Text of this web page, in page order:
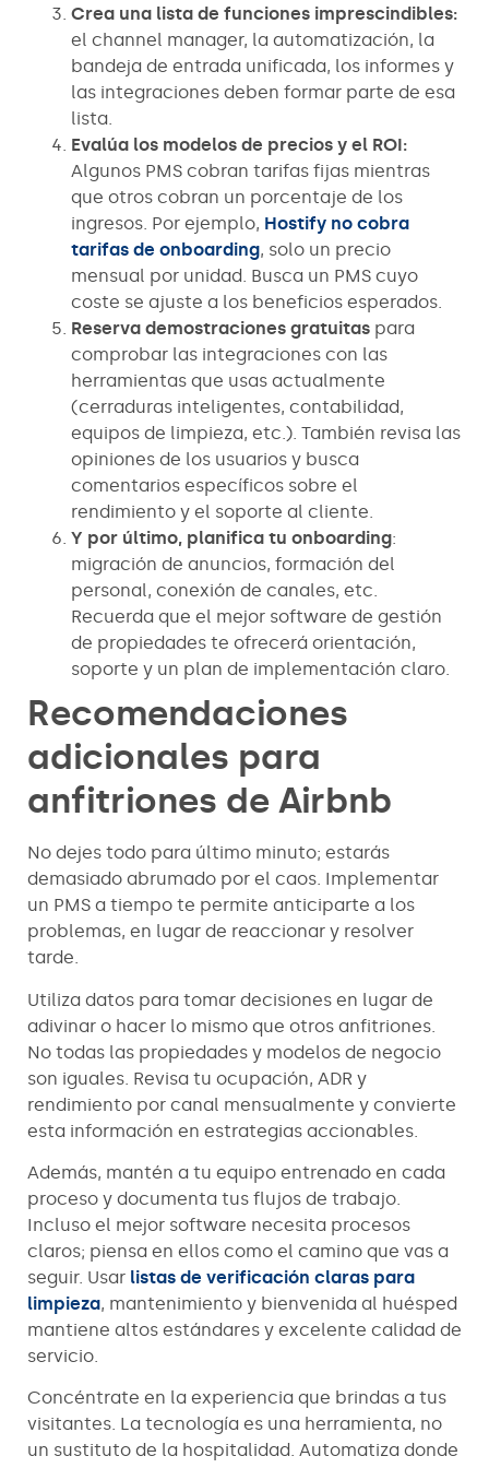
Crea una lista de funciones imprescindibles:
el channel manager, la automatización, la
bandeja de entrada unificada, los informes y
las integraciones deben formar parte de esa
lista.
Evalúa los modelos de precios y el ROI:
Algunos PMS cobran tarifas fijas mientras
que otros cobran un porcentaje de los
ingresos. Por ejemplo, Hostify no cobra
tarifas de onboarding, solo un precio
mensual por unidad. Busca un PMS cuyo
coste se ajuste a los beneficios esperados.
Reserva demostraciones gratuitas para
comprobar las integraciones con las
herramientas que usas actualmente
(cerraduras inteligentes, contabilidad,
equipos de limpieza, etc.). También revisa las
opiniones de los usuarios y busca
comentarios específicos sobre el
rendimiento y el soporte al cliente.
Y por último, planifica tu onboarding:
migración de anuncios, formación del
personal, conexión de canales, etc.
Recuerda que el mejor software de gestión
de propiedades te ofrecerá orientación,
soporte y un plan de implementación claro.
Recomendaciones
adicionales para
anfitriones de Airbnb
No dejes todo para último minuto; estarás
demasiado abrumado por el caos. Implementar
un PMS a tiempo te permite anticiparte a los
problemas, en lugar de reaccionar y resolver
tarde.
Utiliza datos para tomar decisiones en lugar de
adivinar o hacer lo mismo que otros anfitriones.
No todas las propiedades y modelos de negocio
son iguales. Revisa tu ocupación, ADR y
rendimiento por canal mensualmente y convierte
esta información en estrategias accionables.
Además, mantén a tu equipo entrenado en cada
proceso y documenta tus flujos de trabajo.
Incluso el mejor software necesita procesos
claros; piensa en ellos como el camino que vas a
seguir. Usar listas de verificación claras para
limpieza, mantenimiento y bienvenida al huésped
mantiene altos estándares y excelente calidad de
servicio.
Concéntrate en la experiencia que brindas a tus
visitantes. La tecnología es una herramienta, no
un sustituto de la hospitalidad. Automatiza donde